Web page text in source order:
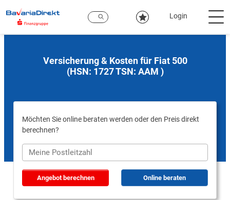
Hauptinhalt
Login
Versicherung & Kosten für Fiat 500
(HSN: 1727 TSN: AAM )
Möchten Sie online beraten werden oder den Preis direkt
berechnen?
Angebot berechnen Online beraten